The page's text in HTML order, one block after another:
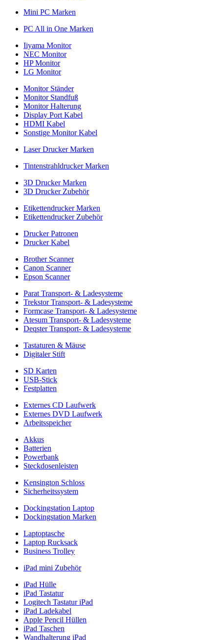
Mini PC Marken
PC All in One Marken
Iiyama Monitor
NEC Monitor
HP Monitor
LG Monitor
Monitor Ständer
Monitor Standfuß
Monitor Halterung
Display Port Kabel
HDMI Kabel
Sonstige Monitor Kabel
Laser Drucker Marken
Tintenstrahldrucker Marken
3D Drucker Marken
3D Drucker Zubehör
Etikettendrucker Marken
Etikettendrucker Zubehör
Drucker Patronen
Drucker Kabel
Brother Scanner
Canon Scanner
Epson Scanner
Parat Transport- & Ladesysteme
Trekstor Transport- & Ladesysteme
Formcase Transport- & Ladesysteme
Atesum Transport- & Ladesysteme
Deqster Transport- & Ladesysteme
Tastaturen & Mäuse
Digitaler Stift
SD Karten
USB-Stick
Festplatten
Externes CD Laufwerk
Externes DVD Laufwerk
Arbeitsspeicher
Akkus
Batterien
Powerbank
Steckdosenleisten
Kensington Schloss
Sicherheitssystem
Dockingstation Laptop
Dockingstation Marken
Laptoptasche
Laptop Rucksack
Business Trolley
iPad mini Zubehör
iPad Hülle
iPad Tastatur
Logitech Tastatur iPad
iPad Ladekabel
Apple Pencil Hüllen
iPad Taschen
Wandhalterung iPad